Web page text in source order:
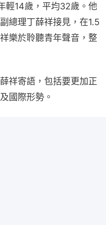
輕14歲，平均32歲。他
總理丁薛祥接見，在1.5
樂於聆聽青年聲音，整
祥寄語，包括要更加正
國際形勢。